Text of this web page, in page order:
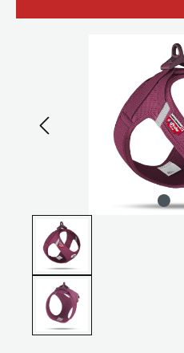
Bildergalerie überspringen